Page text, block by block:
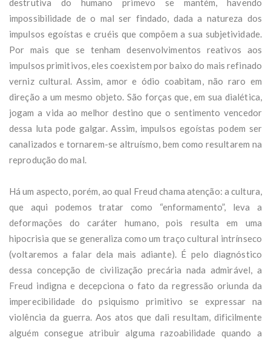
impossibilidade de o mal ser findado, dada a natureza dos
impulsos egoístas e cruéis que compõem a sua subjetividade.
Por mais que se tenham desenvolvimentos reativos aos
impulsos primitivos, eles coexistem por baixo do mais refinado
verniz cultural. Assim, amor e ódio coabitam, não raro em
direção a um mesmo objeto. São forças que, em sua dialética,
jogam a vida ao melhor destino que o sentimento vencedor
dessa luta pode galgar. Assim, impulsos egoístas podem ser
canalizados e tornarem-se altruísmo, bem como resultarem na
reprodução do mal.
Há um aspecto, porém, ao qual Freud chama atenção: a cultura,
que aqui podemos tratar como “enformamento”, leva a
deformações do caráter humano, pois resulta em uma
hipocrisia que se generaliza como um traço cultural intrínseco
(voltaremos a falar dela mais adiante). É pelo diagnóstico
dessa concepção de civilização precária nada admirável, a
Freud indigna e decepciona o fato da regressão oriunda da
imperecibilidade do psiquismo primitivo se expressar na
violência da guerra. Aos atos que dali resultam, dificilmente
alguém consegue atribuir alguma razoabilidade quando a